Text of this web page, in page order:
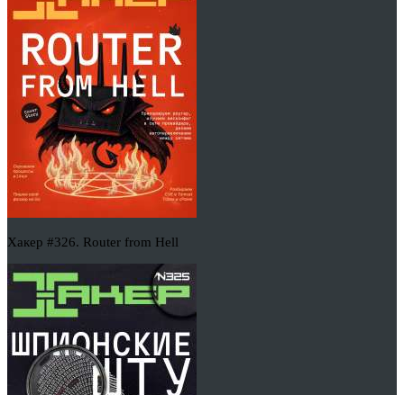
Хакер #326. Router from Hell